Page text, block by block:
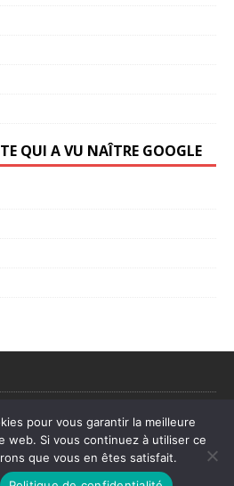
QUI A VU NAÎTRE GOOGLE
Actu – L’actualité utile et les sujets qui
comptent.
pour vous garantir la meilleure
web. Si vous continuez à utiliser ce
que vous en êtes satisfait.